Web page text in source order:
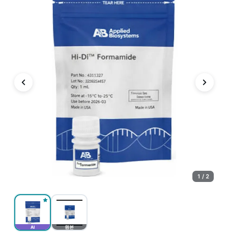
AI 원본
1 / 2